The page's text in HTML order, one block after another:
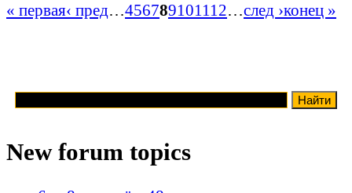
« первая‹ пред…4567891011 12…след ›конец »
New forum topics